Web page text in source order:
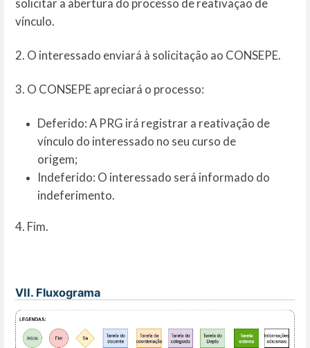
vínculo.
2. O interessado enviará à solicitação ao CONSEPE.
3. O CONSEPE apreciará o processo:
Deferido: A PRG irá registrar a reativação de
vínculo do interessado no seu curso de
origem;
Indeferido: O interessado será informado do
indeferimento.
4. Fim.
VII. Fluxograma